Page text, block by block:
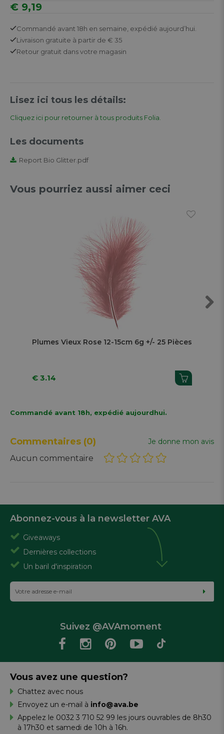
€ 9,19
Commandé avant 18h en semaine, expédié aujourd’hui.
Livraison gratuite à partir de € 35
Retour gratuit dans votre magasin
Lisez ici tous les détails:
Cliquez ici pour retourner à tous produits Folia.
Les documents
Report Bio Glitter.pdf
Vous pourriez aussi aimer ceci
Plumes Vieux Rose 12-15cm 6g +/- 25 Pièces
€ 3.14
Commandé avant 18h, expédié aujourdhui.
Commentaires (0) Je donne mon avis
Aucun commentaire
Abonnez-vous à la newsletter AVA
Giveaways
Dernières collections
Un baril d'inspiration
Suivez @AVAmoment
Vous avez une question?
Chattez avec nous
Envoyez un e-mail à info@ava.be
Appelez le 0032 3 710 52 99 les jours ouvrables de 8h30
à 17h30 et samedi de 10h à 16h.